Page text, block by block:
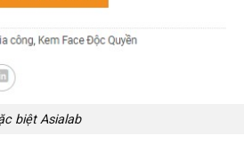
biệt Asialab